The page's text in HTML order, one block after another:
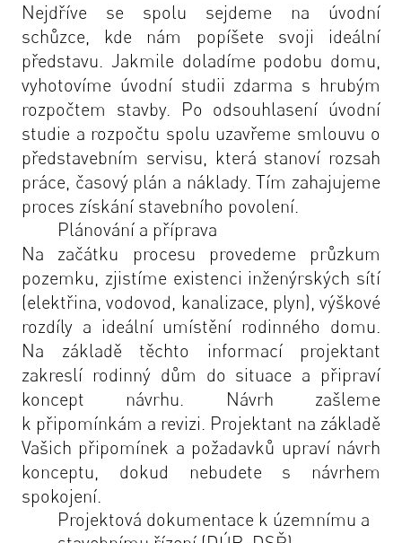
Nejdříve se spolu sejdeme na úvodní
schůzce, kde nám popíšete svoji ideální
představu. Jakmile doladíme podobu domu,
vyhotovíme úvodní studii zdarma s hrubým
rozpočtem stavby. Po odsouhlasení úvodní
studie a rozpočtu spolu uzavřeme smlouvu o
představebním servisu, která stanoví rozsah
práce, časový plán a náklady. Tím zahajujeme
proces získání stavebního povolení.
Plánování a příprava
Na začátku procesu provedeme průzkum
pozemku, zjistíme existenci inženýrských sítí
(elektřina, vodovod, kanalizace, plyn), výškové
rozdíly a ideální umístění rodinného domu.
Na základě těchto informací projektant
zakreslí rodinný dům do situace a připraví
koncept návrhu. Návrh zašleme
k připomínkám a revizi. Projektant na základě
Vašich připomínek a požadavků upraví návrh
konceptu, dokud nebudete s návrhem
spokojení.
Projektová dokumentace k územnímu a